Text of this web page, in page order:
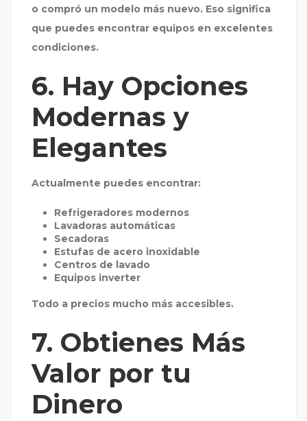
o compró un modelo más nuevo. Eso significa
que puedes encontrar equipos en excelentes
condiciones.
6. Hay Opciones
Modernas y
Elegantes
Actualmente puedes encontrar:
Refrigeradores modernos
Lavadoras automáticas
Secadoras
Estufas de acero inoxidable
Centros de lavado
Equipos inverter
Todo a precios mucho más accesibles.
7. Obtienes Más
Valor por tu
Dinero